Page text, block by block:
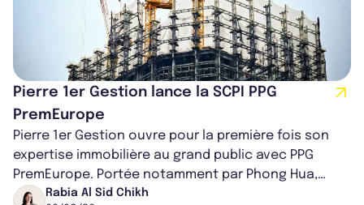
Pierre 1er Gestion lance la SCPI PPG
PremEurope
Pierre 1er Gestion ouvre pour la première fois son
expertise immobilière au grand public avec PPG
PremEurope. Portée notamment par Phong Hua,
ancien directeur des investissements d...
Rabia Al Sid Chikh